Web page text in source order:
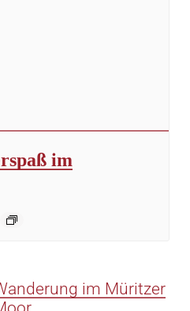
im
im Müritzer